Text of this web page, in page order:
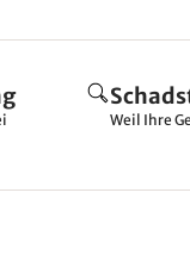
Weil Ihre